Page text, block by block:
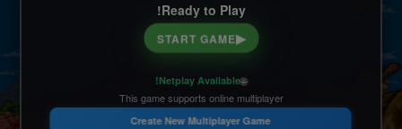
Ready to Play!
▶
START GAME
🌐
Netplay Available!
This game supports online multiplayer
Create New Multiplayer Game